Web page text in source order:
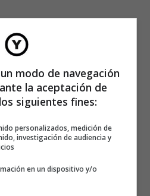
modo de navegación
la aceptación de
siguientes fines:
personalizados, medición de
investigación de audiencia y
en un dispositivo y/o